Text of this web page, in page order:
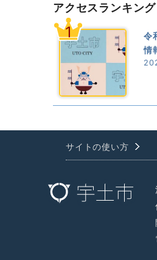
アクセスランキング
1
令
情
サイトの使い方